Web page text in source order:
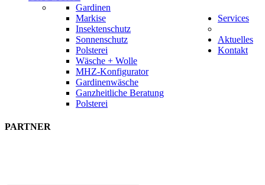
Gardinen
Markise
Insektenschutz
Sonnenschutz
Polsterei
Wäsche + Wolle
MHZ-Konfigurator
Services
Gardinenwäsche
Ganzheitliche Beratung
Polsterei
Aktuelles
Kontakt
PARTNER